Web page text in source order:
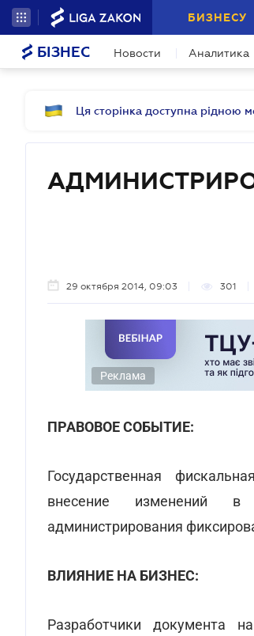
БИЗНЕСУ
БІЗНЕС Новости Аналитика
Ця сторінка доступна рідною
29 октября 2014, 09:03 301
Реклама
ПРАВОВОЕ СОБЫТИЕ:
Государственная
внесение изменений
администрирования
ВЛИЯНИЕ НА БИЗНЕС:
Разработчики документа